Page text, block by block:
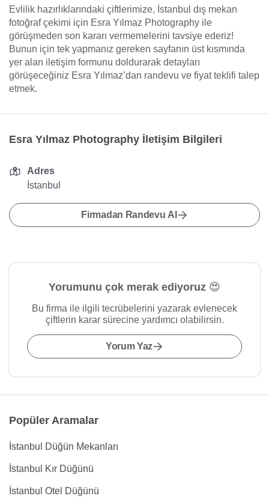
Evlilik hazırlıklarındaki çiftlerimize, İstanbul dış mekan
fotoğraf çekimi için Esra Yılmaz Photography ile
görüşmeden son kararı vermemelerini tavsiye ederiz!
Bunun için tek yapmanız gereken sayfanın üst kısmında
yer alan iletişim formunu doldurarak detayları
görüşeceğiniz Esra Yılmaz’dan randevu ve fiyat teklifi talep
etmek.
Esra Yılmaz Photography İletişim Bilgileri
Adres
İstanbul
Firmadan Randevu Al
Yorumunu çok merak ediyoruz 😍
Bu firma ile ilgili tecrübelerini yazarak evlenecek
çiftlerin karar sürecine yardımcı olabilirsin.
Yorum Yaz
Popüler Aramalar
İstanbul Düğün Mekanları
İstanbul Kır Düğünü
İstanbul Otel Düğünü